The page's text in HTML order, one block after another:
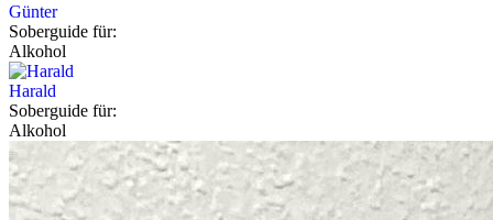
Günter
Soberguide für:
Alkohol
Harald
Soberguide für:
Alkohol